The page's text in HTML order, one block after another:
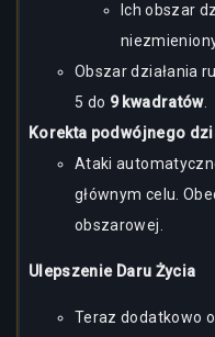
Ich obszar
Obszar działania
5 do 9 kwadratów.
Korekta podwójnego
Ataki
głównym celu.
obszarowej.
Ulepszenie Daru Życia
Teraz dodatkowo